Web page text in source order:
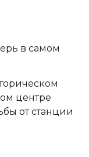
в самом
центре
от станции